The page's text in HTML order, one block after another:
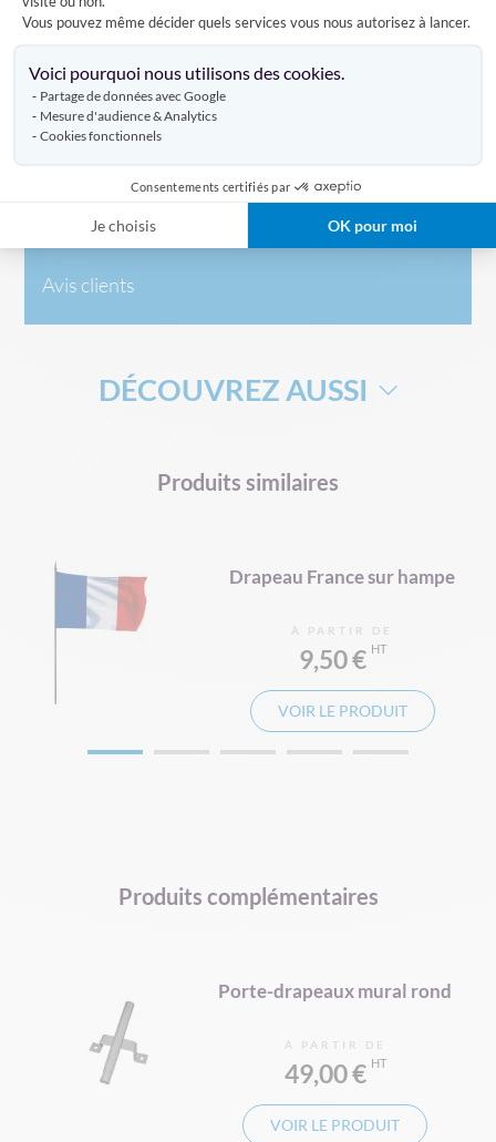
Vous pouvez même décider quels services vous nous autorisez à lancer.
Voici pourquoi nous utilisons des cookies.
Partage de données avec Google
Mesure d'audience & Analytics
Cookies fonctionnels
Consentements certifiés par
Je choisis OK pour moi
porte-drapeaux en acier dans lequel vous pourrez
Caractéristiques
Avis clients
DÉCOUVREZ AUSSI
Produits similaires
Drapeau France sur hampe
À PARTIR DE
9,50 €
VOIR LE PRODUIT
Produits complémentaires
Porte-drapeaux mural rond
À PARTIR DE
49,00 €
VOIR LE PRODUIT